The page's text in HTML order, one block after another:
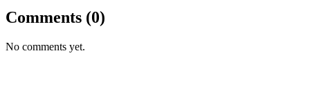
Comments (0)
No comments yet.